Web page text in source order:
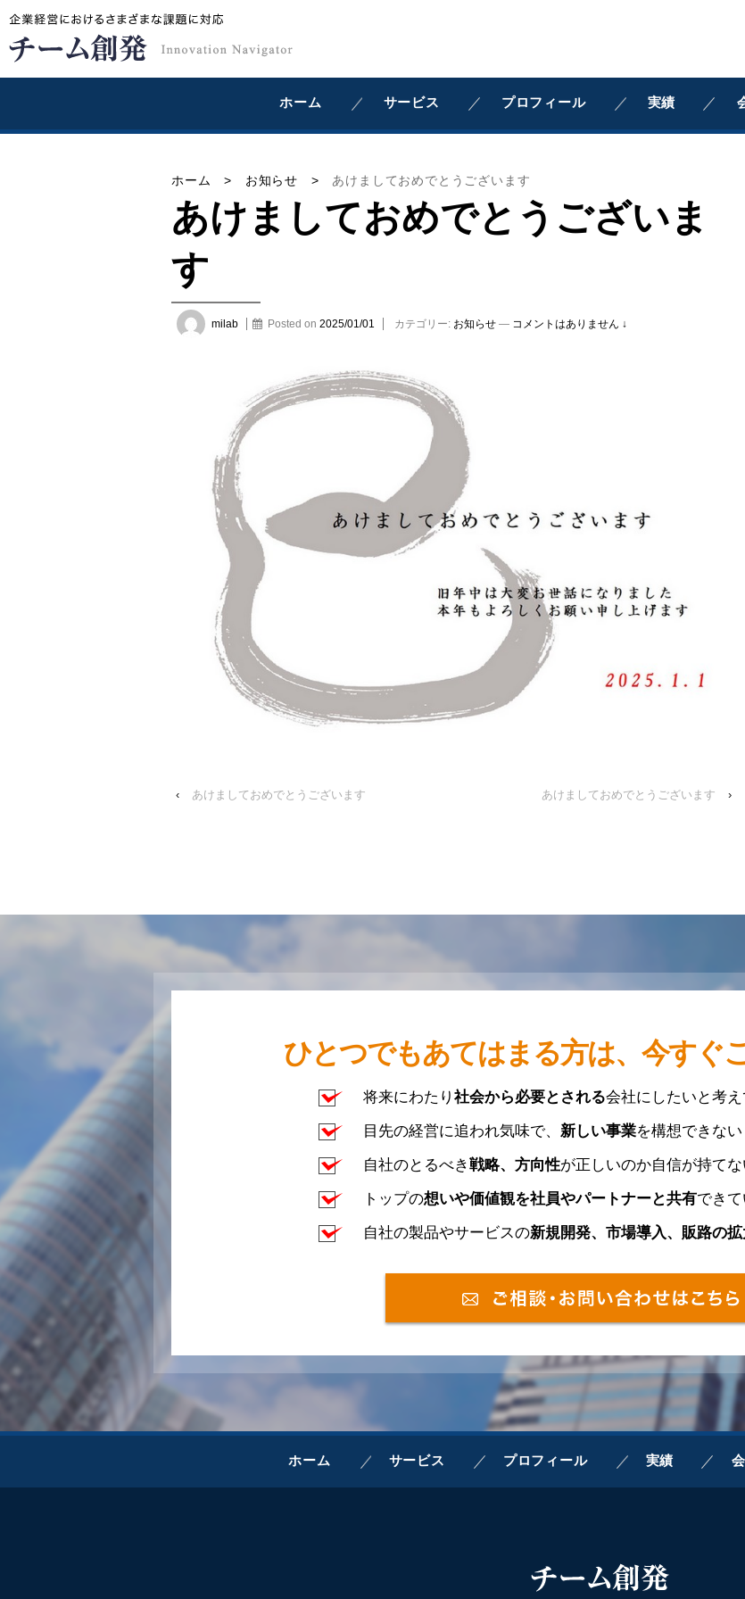
ホーム サービス プロフィール 実績
ホーム > お知らせ > あけましておめでとうございます
あけましておめでとうございま
す
milab Posted on 2025/01/01 カテゴリー: お知らせ — コメントはありません ↓
‹ あけましておめでとうございます あけましておめでとうございます ›
ひとつでもあてはまる方は、今すぐ
将来にわたり 社会から必要とされる会社にしたいと考え
目先の経営に追われ気味で、 新しい事業を構想できない
自社のとるべき戦略、方向性が正しいのか自信が持てな
トップの想いや価値観を社員やパートナーと共有でき
自社の製品やサービスの新規開発、市場導入、販路の
ホーム サービス プロフィール 実績